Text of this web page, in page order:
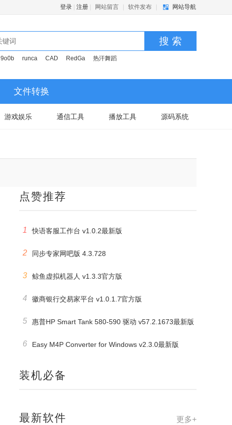
登录 注册 网站留言 软件发布 网站导航
搜 索
9o0b runca CAD RedGa 热汗舞蹈
文件转换
游戏娱乐 通信工具 播放工具 源码系统
点赞推荐
1 快语客服工作台 v1.0.2最新版
2 同步专家网吧版 4.3.728
3 鲸鱼虚拟机器人 v1.3.3官方版
4 徽商银行交易家平台 v1.0.1.7官方版
5 惠普HP Smart Tank 580-590 驱动 v57.2.1673最新版
6 Easy M4P Converter for Windows v2.3.0最新版
装机必备
更多+
最新软件